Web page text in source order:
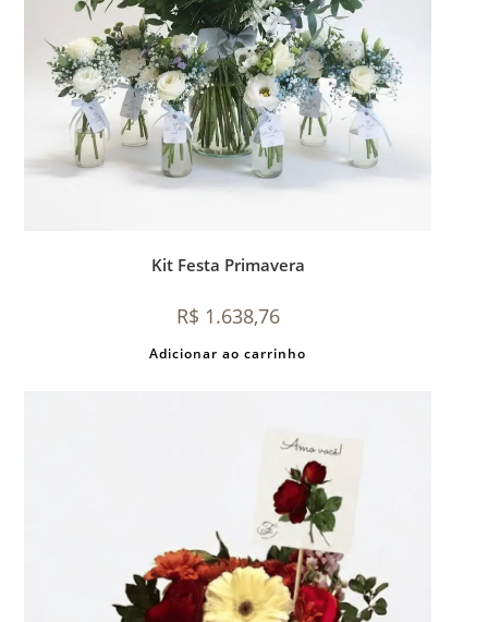
Kit Festa Primavera
R$ 1.638,76
Adicionar ao carrinho